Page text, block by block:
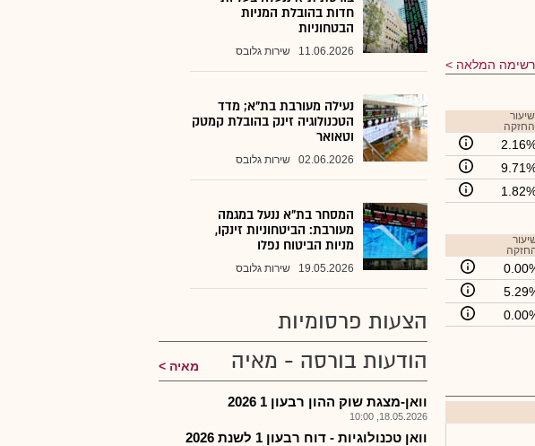
המלאה
שיעור
החזקה
חדות בהובלת המניות
הבטחוניות
11.06.2026 שירות גלובס
נעילה מעורבת בת"א; מדד
הטכנולוגיה זינק בהובלת קמטק
וטאואר
02.06.2026 שירות גלובס
המסחר בת"א ננעל במגמה
מעורבת: הביטחוניות זינקו,
מניות הביטוח נפלו
19.05.2026 שירות גלובס
הצעות פרסומיות
הודעות בורסה - מאיה
מאיה
וואן-מצגת שוק ההון רבעון 1 2026
18.05.2026, 10:00
וואן טכנולוגיות - דוח רבעון 1 לשנת 2026